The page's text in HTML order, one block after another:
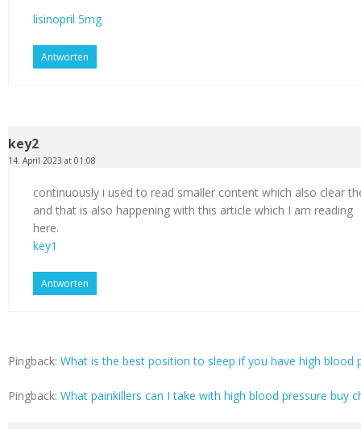
lisinopril 5mg
Antworten
key2
14. April 2023 at 01:08
continuously i used to read smaller content which also clear
and that is also happening with this article which I am reading
here.
key1
Antworten
Pingback: What is the best position to sleep if you have high blood
Pingback: What painkillers can I take with high blood pressure buy